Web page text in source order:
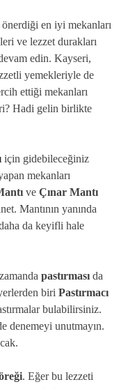
en iyi mekanları
ve lezzet durakları
edin. Kayseri,
yemekleriyle de
ettiği mekanları
Hadi gelin birlikte
için gidebileceğiniz
mekanları
ve Çınar Mantı
Mantının yanında
da keyifli hale
pastırması da
biri Pastırmacı
bulabilirsiniz.
denemeyi unutmayın.
. Eğer bu lezzeti